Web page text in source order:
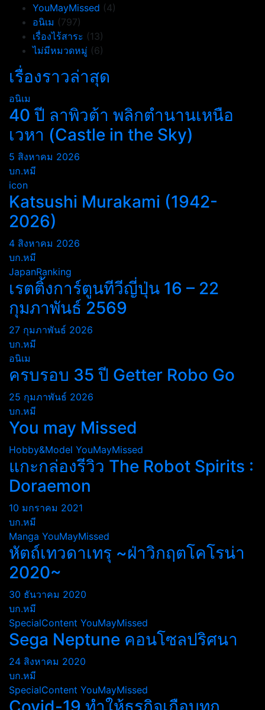
YouMayMissed (4)
อนิเม (797)
เรื่องไร้สาระ (13)
ไม่มีหมวดหมู่ (6)
เรื่องราวล่าสุด
อนิเม
40 ปี ลาพิวต้า พลิกตำนานเหนือ
เวหา (Castle in the Sky)
5 สิงหาคม 2026
บก.หมี
icon
Katsushi Murakami (1942-
2026)
4 สิงหาคม 2026
บก.หมี
JapanRanking
เรตติ้งการ์ตูนทีวีญี่ปุ่น 16 – 22
กุมภาพันธ์ 2569
27 กุมภาพันธ์ 2026
บก.หมี
อนิเม
ครบรอบ 35 ปี Getter Robo Go
25 กุมภาพันธ์ 2026
บก.หมี
You may Missed
Hobby&Model YouMayMissed
แกะกล่องรีวิว The Robot Spirits :
Doraemon
10 มกราคม 2021
บก.หมี
Manga YouMayMissed
หัตถ์เทวดาเทรุ ~ฝ่าวิกฤตโคโรน่า
2020~
30 ธันวาคม 2020
บก.หมี
SpecialContent YouMayMissed
Sega Neptune คอนโซลปริศนา
24 สิงหาคม 2020
บก.หมี
SpecialContent YouMayMissed